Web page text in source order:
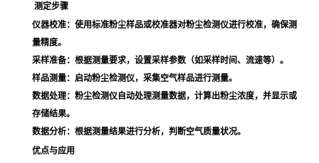
测定步骤
仪器校准：使用标准粉尘样品或校准器对粉尘检测仪进行校准，确保测
量精度。
采样准备：根据测量要求，设置采样参数（如采样时间、流速等）。
样品测量：启动粉尘检测仪，采集空气样品进行测量。
数据处理：粉尘检测仪自动处理测量数据，计算出粉尘浓度，并显示或
存储结果。
数据分析：根据测量结果进行分析，判断空气质量状况。
优点与应用